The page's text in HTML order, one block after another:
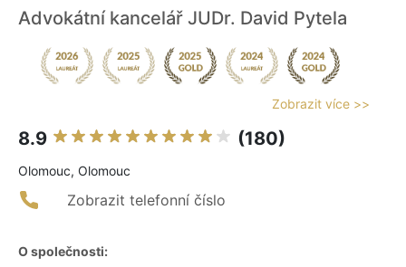
Advokátní kancelář JUDr. David Pytela
Zobrazit více >>
8.9 (180)
Olomouc, Olomouc
Zobrazit telefonní číslo
O společnosti: